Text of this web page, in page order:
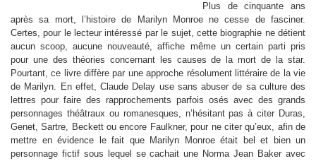
Plus de cinquante ans
après sa mort, l’histoire de Marilyn Monroe ne cesse de fasciner.
Certes, pour le lecteur intéressé par le sujet, cette biographie ne détient
aucun scoop, aucune nouveauté, affiche même un certain parti pris
pour une des théories concernant les causes de la mort de la star.
Pourtant, ce livre diffère par une approche résolument littéraire de la vie
de Marilyn. En effet, Claude Delay use sans abuser de sa culture des
lettres pour faire des rapprochements parfois osés avec des grands
personnages théâtraux ou romanesques, n’hésitant pas à citer Duras,
Genet, Sartre, Beckett ou encore Faulkner, pour ne citer qu’eux, afin de
mettre en évidence le fait que Marilyn Monroe était bel et bien un
personnage fictif sous lequel se cachait une Norma Jean Baker avec